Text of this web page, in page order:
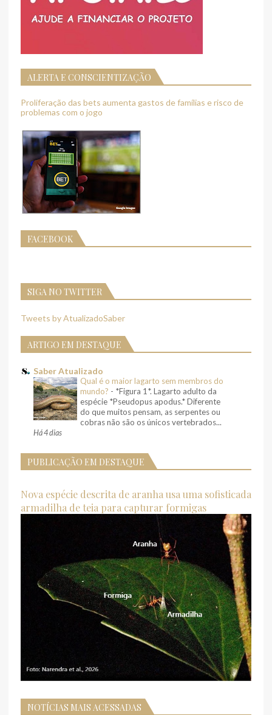
ALERTA E CONSCIENTIZAÇÃO
Proliferação das bets aumenta gastos de famílias e risco de
problemas com o jogo
FACEBOOK
SIGA NO TWITTER
Tweets by AtualizadoSaber
ARTIGO EM DESTAQUE
Saber Atualizado
Qual é o maior lagarto sem membros do
mundo? - *Figura 1*. Lagarto adulto da
espécie *Pseudopus apodus.* Diferente
do que muitos pensam, as serpentes ou
cobras não são os únicos vertebrados...
Há 4 dias
PUBLICAÇÃO EM DESTAQUE
Nova espécie descrita de aranha usa uma sofisticada
armadilha de teia para capturar formigas
NOTÍCIAS MAIS ACESSADAS